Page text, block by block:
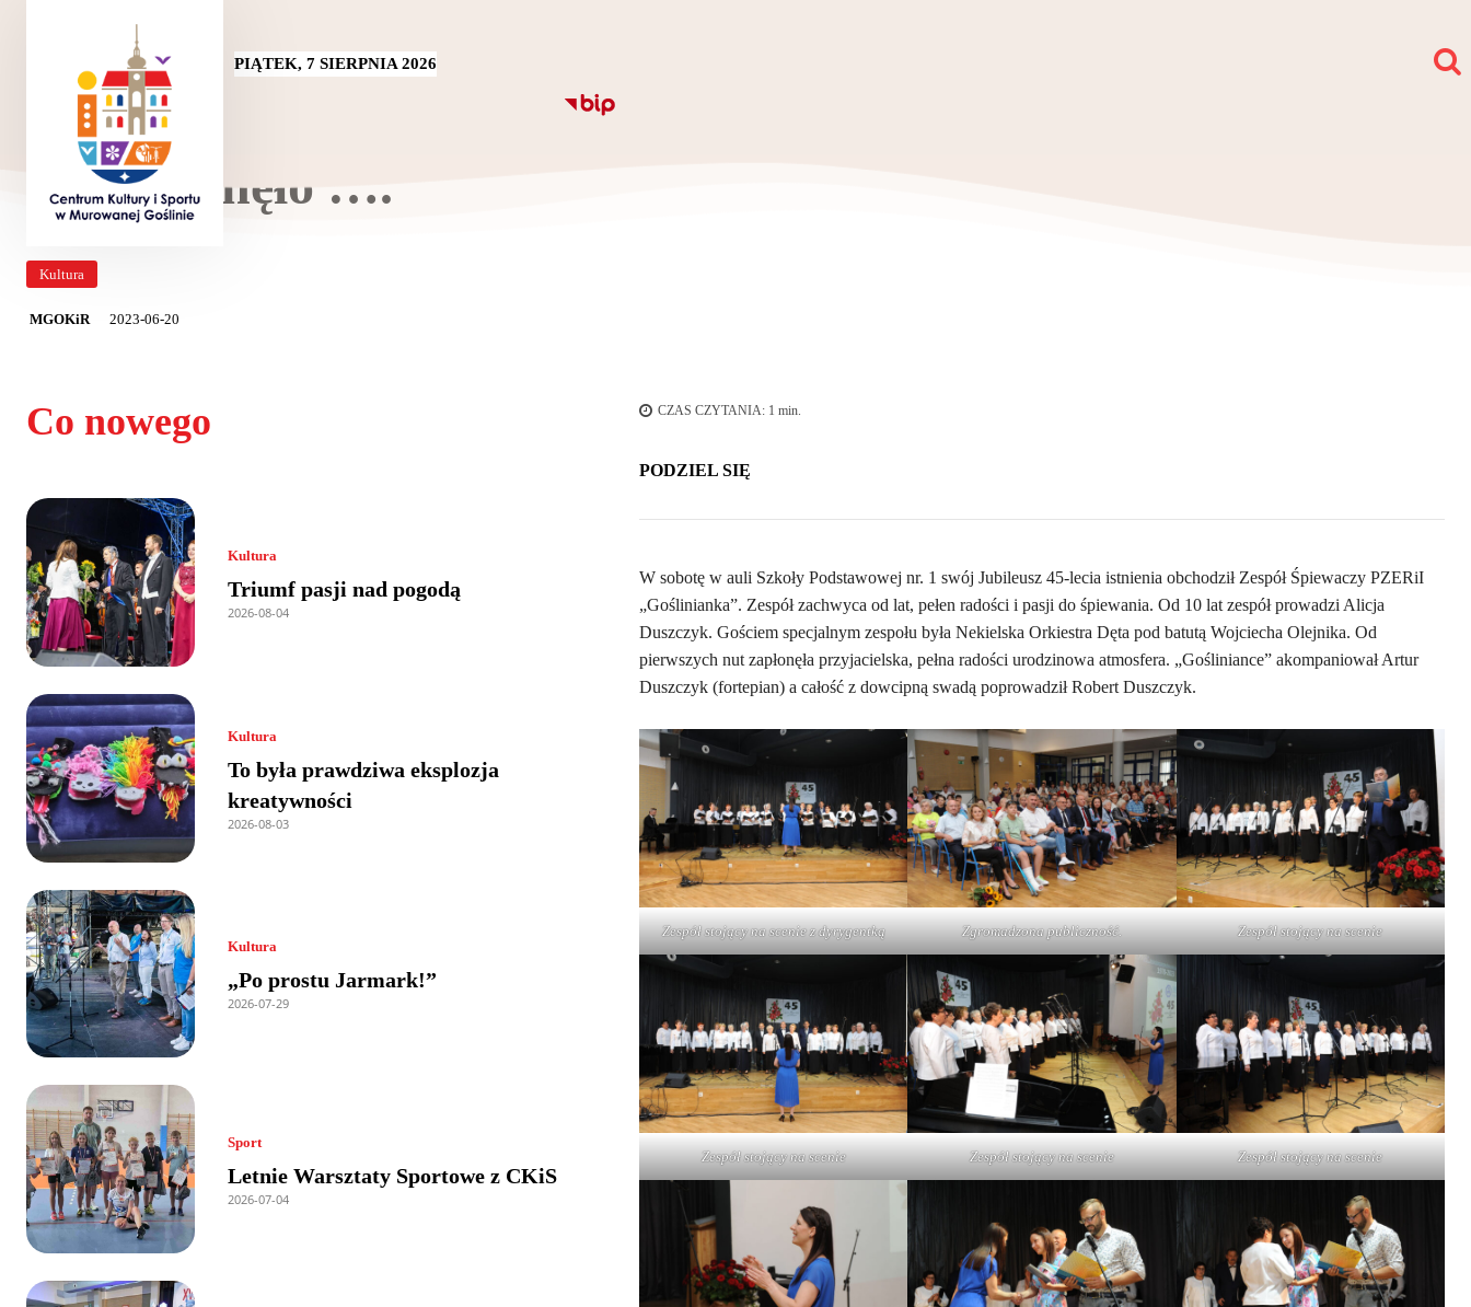
PIĄTEK, 7 SIERPNIA 2026
45 lat minęło ….
Kultura
MGOKiR 2023-06-20
Co nowego
Kultura
Triumf pasji nad pogodą
2026-08-04
Kultura
To była prawdziwa eksplozja
kreatywności
2026-08-03
Kultura
„Po prostu Jarmark!”
2026-07-29
Sport
Letnie Warsztaty Sportowe z CKiS
2026-07-04
CZAS CZYTANIA: 1 min.
PODZIEL SIĘ
W sobotę w auli Szkoły Podstawowej nr. 1 swój Jubileusz 45-lecia istnienia obchodził Zespół Śpiewaczy PZERiI
„Goślinianka”. Zespół zachwyca od lat, pełen radości i pasji do śpiewania. Od 10 lat zespół prowadzi Alicja
Duszczyk. Gościem specjalnym zespołu była Nekielska Orkiestra Dęta pod batutą Wojciecha Olejnika. Od
pierwszych nut zapłonęła przyjacielska, pełna radości urodzinowa atmosfera. „Gośliniance” akompaniował Artur
Duszczyk (fortepian) a całość z dowcipną swadą poprowadził Robert Duszczyk.
Zespół stojący na scenie z dyrygentką Zgromadzona publiczność. Zespół stojący na scenie
Zespół stojący na scenie Zespół stojący na scenie Zespół stojący na scenie